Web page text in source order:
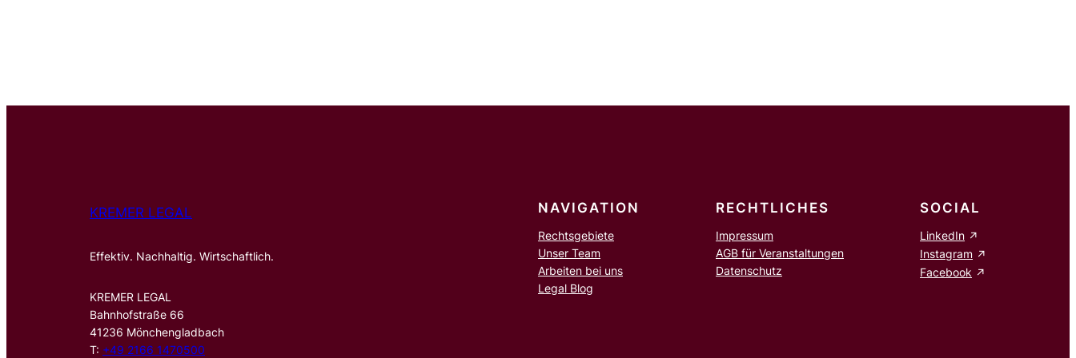
KREMER LEGAL
Effektiv. Nachhaltig. Wirtschaftlich.
KREMER LEGAL
Bahnhofstraße 66
41236 Mönchengladbach
T: +49 2166 1470500
NAVIGATION
Rechtsgebiete
Unser Team
Arbeiten bei uns
Legal Blog
RECHTLICHES
Impressum
AGB für Veranstaltungen
Datenschutz
SOCIAL
LinkedIn
Instagram
Facebook